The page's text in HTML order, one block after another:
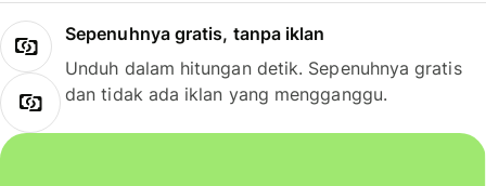
Sepenuhnya gratis, tanpa iklan
Unduh dalam hitungan detik. Sepenuhnya gratis
dan tidak ada iklan yang mengganggu.